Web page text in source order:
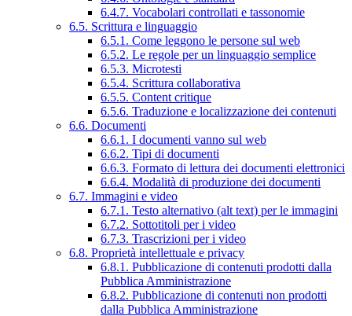
6.4.7. Vocabolari controllati e tassonomie
6.5. Scrittura e linguaggio
6.5.1. Come leggono le persone sul web
6.5.2. Le regole per un linguaggio semplice
6.5.3. Microtesti
6.5.4. Scrittura collaborativa
6.5.5. Content critique
6.5.6. Traduzione e localizzazione dei contenuti
6.6. Documenti
6.6.1. I documenti vanno sul web
6.6.2. Tipi di documenti
6.6.3. Formato di lettura dei documenti elettronici
6.6.4. Modalità di produzione dei documenti
6.7. Immagini e video
6.7.1. Testo alternativo (alt text) per le immagini
6.7.2. Sottotitoli per i video
6.7.3. Trascrizioni per i video
6.8. Proprietà intellettuale e privacy
6.8.1. Pubblicazione di contenuti prodotti dalla
Pubblica Amministrazione
6.8.2. Pubblicazione di contenuti non prodotti
dalla Pubblica Amministrazione